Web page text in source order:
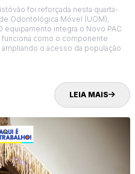
foi reforçada nesta quarta-
Odontológica Móvel (UOM),
equipamento integra o Novo PAC
funciona como o componente
o acesso da população
LEIA MAIS